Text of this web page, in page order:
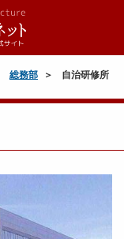
総務部 自治研修所